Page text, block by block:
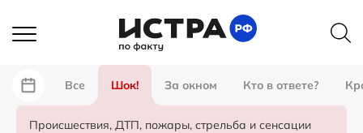
Все Шок! За окном Кто в ответе?
Происшествия, ДТП, пожары, стрельба и сенсации